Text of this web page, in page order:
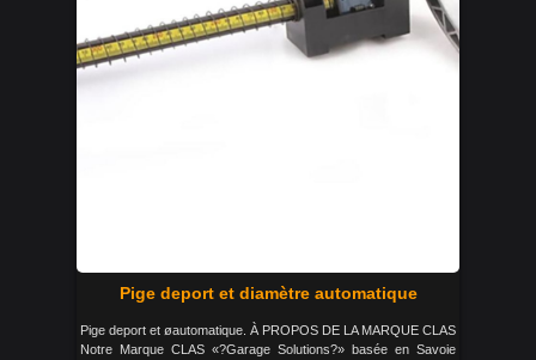
Pige deport et diamètre automatique
Pige deport et øautomatique. À PROPOS DE LA MARQUE CLAS
Notre Marque CLAS «?Garage Solutions?» basée en Savoie